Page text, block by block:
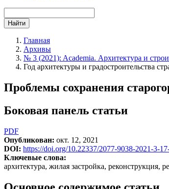
Найти
Главная
Архивы
№ 3 (2021): Academia. Архитектура и
Год архитектуры и градостроительства
Проблемы сохранения
Боковая панель статьи
PDF
Опубликован: окт. 12, 2021
DOI: https://doi.org/10.22337/2077-9038-2021-3-
Ключевые слова:
архитектура, жилая застройка, реконструкция,